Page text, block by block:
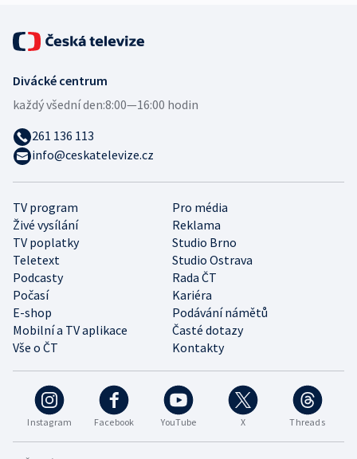
Instagram Facebook YouTube X Threads
TV program
Pro média
Živé vysílání
Reklama
TV poplatky
Studio Brno
Teletext
Studio Ostrava
Podcasty
Rada ČT
Počasí
Kariéra
E-shop
Podávání námětů
Mobilní a TV aplikace
Časté dotazy
Vše o ČT
Kontakty
Divácké centrum
každý všední den:8:00—16:00 hodin
261 136 113
info@ceskatelevize.cz